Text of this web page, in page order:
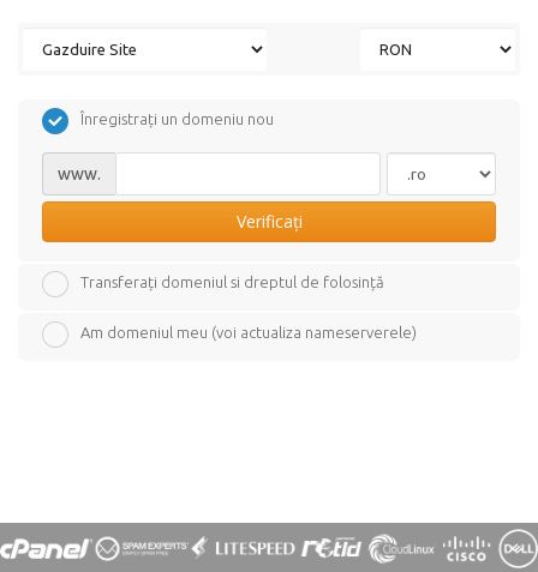
Înregistrați un domeniu nou
www.
Verificați
Transferați domeniul si dreptul de folosință
Am domeniul meu (voi actualiza nameserverele)